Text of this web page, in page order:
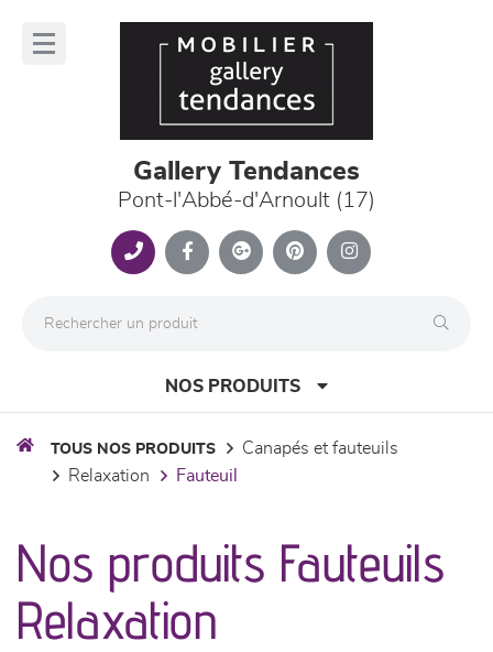
Gallery Tendances
Pont-l'Abbé-d'Arnoult (17)
NOS PRODUITS
séjours
meubles de complément
TOUS NOS PRODUITS
canapés et fauteuils
relaxation
fauteuil
Nos produits Fauteuils
Relaxation